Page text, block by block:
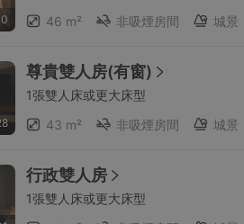
46 m²
非吸煙房間 城景
尊貴雙人房(有窗)
1張雙人床或更大床型
43 m²
非吸煙房間 城景
行政雙人房
1張雙人床或更大床型